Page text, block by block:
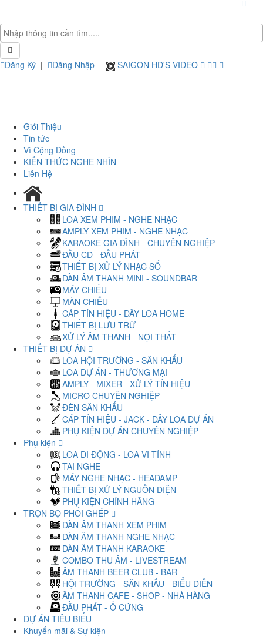
Đăng Ký | Đăng Nhập SAIGON HD'S VIDEO
Giới Thiệu
Tin tức
Vì Cộng Đồng
KIẾN THỨC NGHE NHÌN
Liên Hệ
THIẾT BỊ GIA ĐÌNH
LOA XEM PHIM - NGHE NHẠC
AMPLY XEM PHIM - NGHE NHẠC
KARAOKE GIA ĐÌNH - CHUYÊN NGHIỆP
ĐẦU CD - ĐẦU PHÁT
THIẾT BỊ XỬ LÝ NHẠC SỐ
DÀN ÂM THANH MINI - SOUNDBAR
MÁY CHIẾU
MÀN CHIẾU
CÁP TÍN HIỆU - DÂY LOA HOME
THIẾT BỊ LƯU TRỮ
XỬ LÝ ÂM THANH - NỘI THẤT
THIẾT BỊ DỰ ÁN
LOA HỘI TRƯỜNG - SÂN KHẤU
LOA DỰ ÁN - THƯƠNG MẠI
AMPLY - MIXER - XỬ LÝ TÍN HIỆU
MICRO CHUYÊN NGHIỆP
ĐÈN SÂN KHẤU
CÁP TÍN HIỆU - JACK - DÂY LOA DỰ ÁN
PHỤ KIỆN DỰ ÁN CHUYÊN NGHIỆP
Phụ kiện
LOA DI ĐỘNG - LOA VI TÍNH
TAI NGHE
MÁY NGHE NHẠC - HEADAMP
THIẾT BỊ XỬ LÝ NGUỒN ĐIỆN
PHỤ KIỆN CHÍNH HÃNG
TRỌN BỘ PHỐI GHÉP
DÀN ÂM THANH XEM PHIM
DÀN ÂM THANH NGHE NHẠC
DÀN ÂM THANH KARAOKE
COMBO THU ÂM - LIVESTREAM
ÂM THANH BEER CLUB - BAR
HỘI TRƯỜNG - SÂN KHẤU - BIỂU DIỄN
ÂM THANH CAFE - SHOP - NHÀ HÀNG
ĐẦU PHÁT - Ổ CỨNG
DỰ ÁN TIÊU BIỂU
Khuyến mãi & Sự kiện